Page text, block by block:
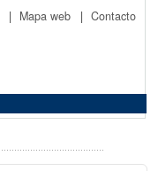
| Mapa web | Contacto